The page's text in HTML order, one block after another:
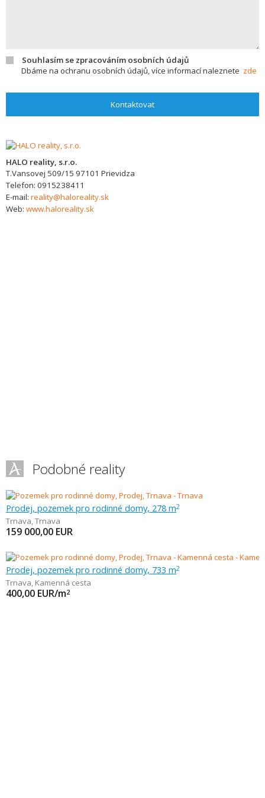
Souhlasím se zpracováním osobních údajů
Dbáme na ochranu osobních údajů, více informací naleznete zde
Kontaktovat
HALO reality, s.r.o.
T.Vansovej 509/15 97101 Prievidza
Telefon: 0915238411
E-mail: reality@haloreality.sk
Web: www.haloreality.sk
Podobné reality
Prodej, pozemek pro rodinné domy, 278 m2
Trnava,Trnava
159 000,00 EUR
Prodej, pozemek pro rodinné domy, 733 m2
Trnava, Kamenná cesta
400,00 EUR/m2